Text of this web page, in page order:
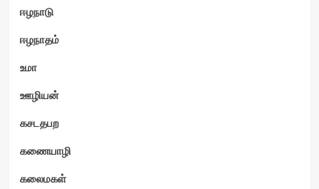
ஈழநாடு
ஈழநாதம்
உமா
ஊழியன்
கசடதபற
கணையாழி
கலைமகள்